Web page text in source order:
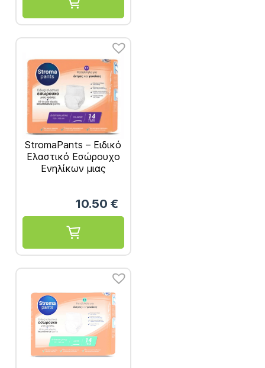
StromaPants – Ειδικό
Ελαστικό Εσώρουχο
Ενηλίκων μιας
10.50 €